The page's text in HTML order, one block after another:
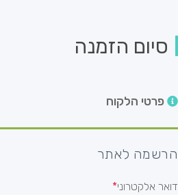
סיום הזמנה
פרטי הלקוח
הרשמה לאתר
דואר אלקטרוני